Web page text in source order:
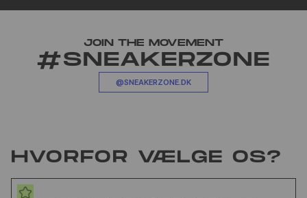
JOIN THE MOVEMENT
#SNEAKERZONE
@SNEAKERZONE.DK
HVORFOR VÆLGE OS?